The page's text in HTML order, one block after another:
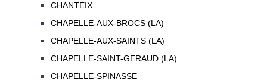
CHANTEIX
CHAPELLE-AUX-BROCS (LA)
CHAPELLE-AUX-SAINTS (LA)
CHAPELLE-SAINT-GERAUD (LA)
CHAPELLE-SPINASSE